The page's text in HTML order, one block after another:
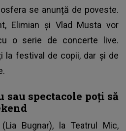
se anunță de poveste.
Elimian și Vlad Musta vor
o serie de concerte live.
la festival de copii, dar și de
sau spectacole poți să
Bugnar), la Teatrul Mic,